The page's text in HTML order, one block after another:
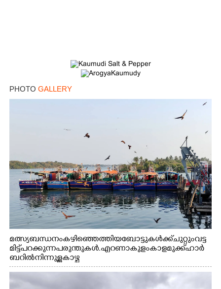
PHOTO GALLERY
മത്സ്യബന്ധനം കഴിഞ്ഞെത്തിയ ബോട്ടുകൾക്ക് ചുറ്റും വട്ട
മിട്ട് പറക്കുന്ന പരുന്തുകൾ. എറണാകുളം കാളമുക്ക് ഹാർ
ബറിൽ നിന്നുള്ള കാഴ്ച